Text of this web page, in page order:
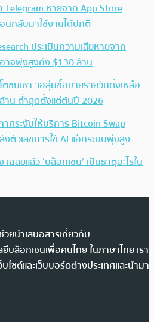
Telegram หายจาก App Store
นกลับมาใช้งานได้ปกติ
ประเมินความเสียหายจาก
าจพุ่งสูงถึง $130 ล้าน
ซบเซา วอลุ่มซื้อขายรายวันดิ่งเหลือ
าน ต่ำสุดตั้งแต่ต้นปี 2026
าศระงับให้บริการ Bitcoin Swap
งตัวเลขการใช้ AI แฮ็กระบบพุ่งสูง
ฉลยแล้ว ‘บล็อกเชน’ เป็นธาตุอะไรใน
ยนำเสนอสารเกี่ยวกับ
บล็อกเชนเพื่อคนไทย ในภาษาไทย เรา
ซต์และเว็บบอร์ดต่างประเทศและนำมา